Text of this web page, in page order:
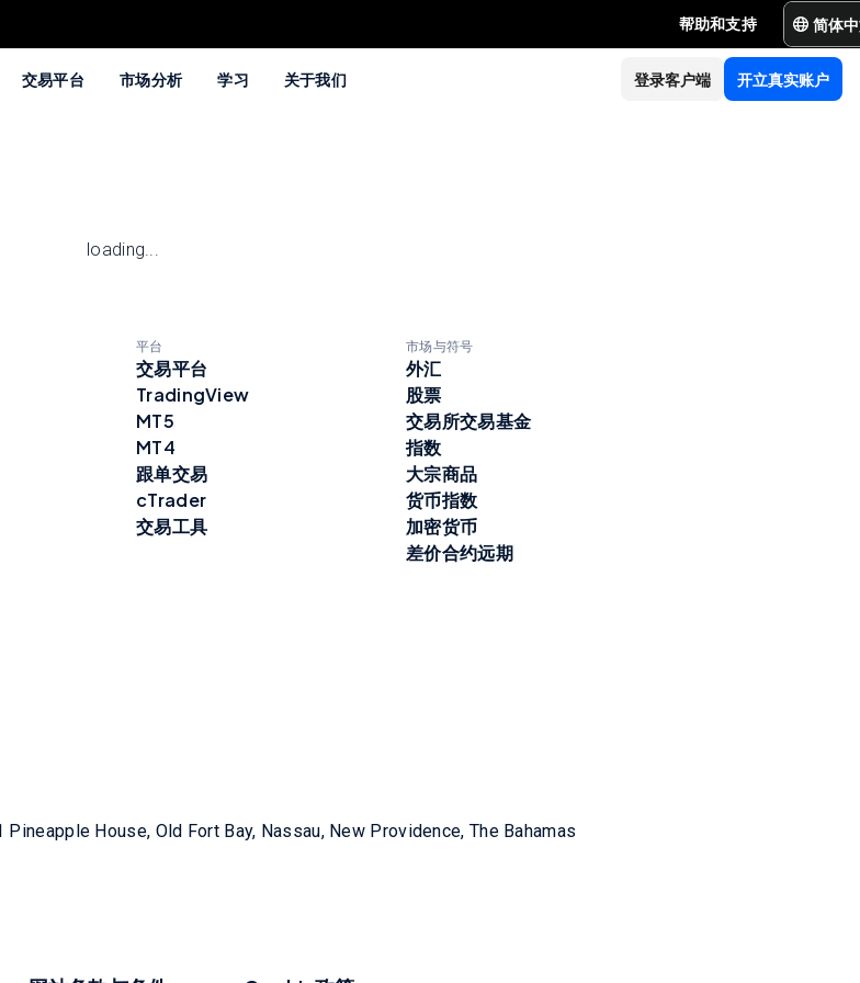
帮助和支持 简体
交易平台 市场分析 学习 关于我们 开立真实账户
登录客户端
loading...
平台
交易平台
TradingView
MT5
MT4
跟单交易
cTrader
交易工具
市场与符号
外汇
股票
交易所交易基金
指数
大宗商品
货币指数
加密货币
差价合约远期
Pineapple House, Old Fort Bay, Nassau, New Providence, The Bahamas